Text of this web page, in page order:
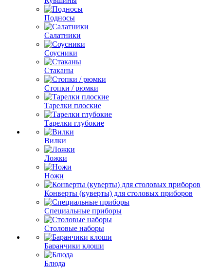
Подносы
Салатники
Соусники
Стаканы
Стопки / рюмки
Тарелки плоские
Тарелки глубокие
Вилки
Ложки
Ножи
Конверты (куверты) для столовых приборов
Специальные приборы
Столовые наборы
Баранчики клоши
Блюда